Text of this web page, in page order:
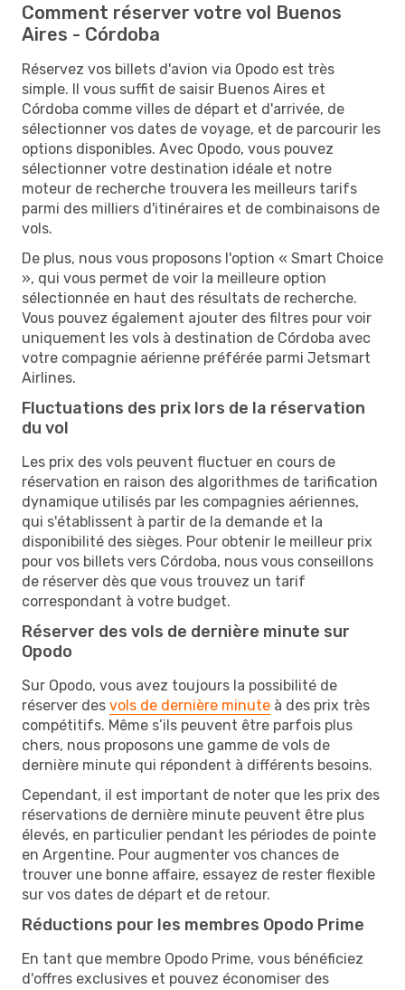
Comment réserver votre vol Buenos
Aires - Córdoba
Réservez vos billets d'avion via Opodo est très
simple. Il vous suffit de saisir Buenos Aires et
Córdoba comme villes de départ et d'arrivée, de
sélectionner vos dates de voyage, et de parcourir les
options disponibles. Avec Opodo, vous pouvez
sélectionner votre destination idéale et notre
moteur de recherche trouvera les meilleurs tarifs
parmi des milliers d'itinéraires et de combinaisons de
vols.
De plus, nous vous proposons l'option « Smart Choice
», qui vous permet de voir la meilleure option
sélectionnée en haut des résultats de recherche.
Vous pouvez également ajouter des filtres pour voir
uniquement les vols à destination de Córdoba avec
votre compagnie aérienne préférée parmi Jetsmart
Airlines.
Fluctuations des prix lors de la réservation
du vol
Les prix des vols peuvent fluctuer en cours de
réservation en raison des algorithmes de tarification
dynamique utilisés par les compagnies aériennes,
qui s'établissent à partir de la demande et la
disponibilité des sièges. Pour obtenir le meilleur prix
pour vos billets vers Córdoba, nous vous conseillons
de réserver dès que vous trouvez un tarif
correspondant à votre budget.
Réserver des vols de dernière minute sur
Opodo
Sur Opodo, vous avez toujours la possibilité de
réserver des vols de dernière minute à des prix très
compétitifs. Même s’ils peuvent être parfois plus
chers, nous proposons une gamme de vols de
dernière minute qui répondent à différents besoins.
Cependant, il est important de noter que les prix des
réservations de dernière minute peuvent être plus
élevés, en particulier pendant les périodes de pointe
en Argentine. Pour augmenter vos chances de
trouver une bonne affaire, essayez de rester flexible
sur vos dates de départ et de retour.
Réductions pour les membres Opodo Prime
En tant que membre Opodo Prime, vous bénéficiez
d'offres exclusives et pouvez économiser des